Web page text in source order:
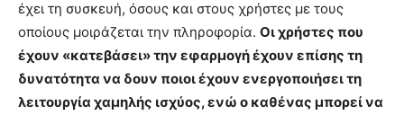
έχει τη συσκευή, όσους και στους χρήστες με τους
οποίους μοιράζεται την πληροφορία. Οι χρήστες που
έχουν «κατεβάσει» την εφαρμογή έχουν επίσης τη
δυνατότητα να δουν ποιοι έχουν ενεργοποιήσει τη
λειτουργία χαμηλής ισχύος, ενώ ο καθένας μπορεί να